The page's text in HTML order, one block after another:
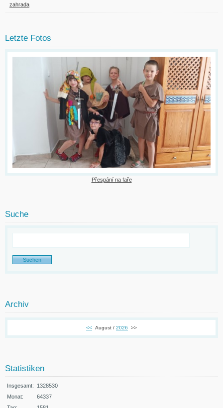
zahrada
Letzte Fotos
Přespání na faře
Suche
Archiv
<< August / 2026 >>
Statistiken
Insgesamt:
1328530
Monat:
64337